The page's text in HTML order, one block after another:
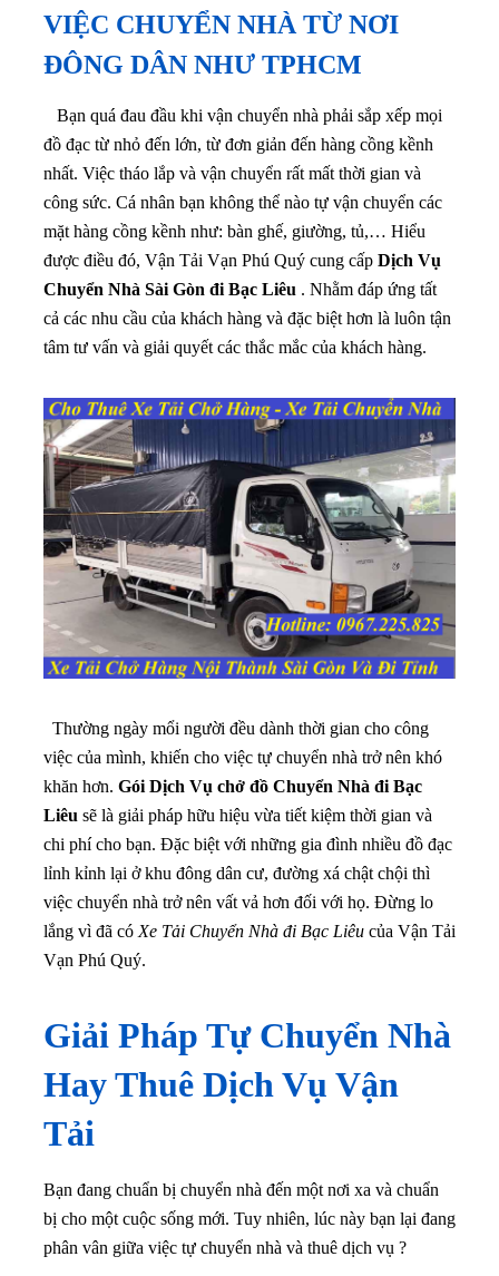
VIỆC CHUYỂN NHÀ TỪ NƠI
ĐÔNG DÂN NHƯ TPHCM
Bạn quá đau đầu khi vận chuyển nhà phải sắp xếp mọi
đồ đạc từ nhỏ đến lớn, từ đơn giản đến hàng cồng kềnh
nhất. Việc tháo lắp và vận chuyển rất mất thời gian và
công sức. Cá nhân bạn không thể nào tự vận chuyển các
mặt hàng cồng kềnh như: bàn ghế, giường, tủ,… Hiểu
được điều đó, Vận Tải Vạn Phú Quý cung cấp Dịch Vụ
Chuyển Nhà Sài Gòn đi Bạc Liêu . Nhằm đáp ứng tất
cả các nhu cầu của khách hàng và đặc biệt hơn là luôn tận
tâm tư vấn và giải quyết các thắc mắc của khách hàng.
Thường ngày mổi người đều dành thời gian cho công
việc của mình, khiến cho việc tự chuyển nhà trở nên khó
khăn hơn. Gói Dịch Vụ chở đồ Chuyển Nhà đi Bạc
Liêu sẽ là giải pháp hữu hiệu vừa tiết kiệm thời gian và
chi phí cho bạn. Đặc biệt với những gia đình nhiều đồ đạc
lỉnh kỉnh lại ở khu đông dân cư, đường xá chật chội thì
việc chuyển nhà trở nên vất vả hơn đối với họ. Đừng lo
lắng vì đã có Xe Tải Chuyển Nhà đi Bạc Liêu của Vận Tải
Vạn Phú Quý.
Giải Pháp Tự Chuyển Nhà
Hay Thuê Dịch Vụ Vận
Tải
Bạn đang chuẩn bị chuyển nhà đến một nơi xa và chuẩn
bị cho một cuộc sống mới. Tuy nhiên, lúc này bạn lại đang
phân vân giữa việc tự chuyển nhà và thuê dịch vụ ?